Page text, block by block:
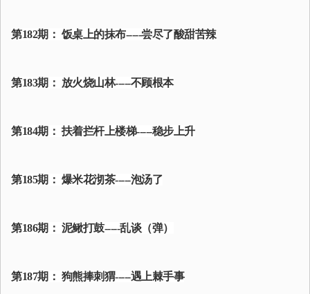
第182期： 饭桌上的抹布-----尝尽了酸甜苦辣
第183期： 放火烧山林-----不顾根本
第184期： 扶着拦杆上楼梯-----稳步上升
第185期： 爆米花沏茶-----泡汤了
第186期： 泥鳅打鼓-----乱谈（弹）
第187期： 狗熊捧刺猬-----遇上棘手事